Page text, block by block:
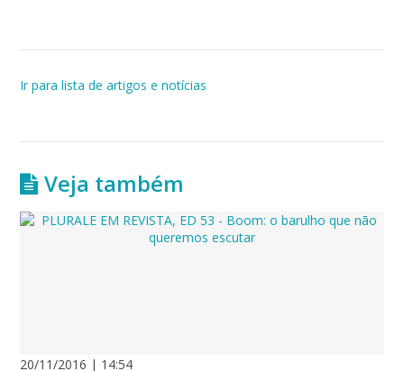
Ir para lista de artigos e notícias
Veja também
20/11/2016 | 14:54